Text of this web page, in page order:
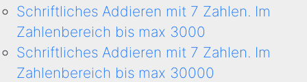
Schriftliches Addieren mit 7 Zahlen. Im
Zahlenbereich bis max 3000
Schriftliches Addieren mit 7 Zahlen. Im
Zahlenbereich bis max 30000